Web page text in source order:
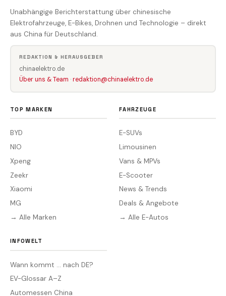
Unabhängige Berichterstattung über chinesische
Elektrofahrzeuge, E-Bikes, Drohnen und Technologie – direkt
aus China für Deutschland.
REDAKTION & HERAUSGEBER
chinaelektro.de
Über uns & Team ·redaktion@chinaelektro.de
TOP MARKEN
BYD
NIO
Xpeng
Zeekr
Xiaomi
MG
→ Alle Marken
FAHRZEUGE
E-SUVs
Limousinen
Vans & MPVs
E-Scooter
News & Trends
Deals & Angebote
→ Alle E-Autos
INFOWELT
Wann kommt … nach DE?
EV-Glossar A–Z
Automessen China